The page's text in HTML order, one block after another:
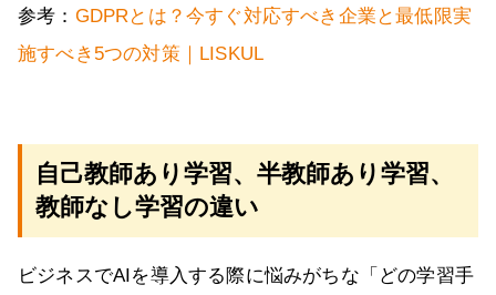
参考： GDPRとは？今すぐ対応すべき企業と最低限実
施すべき5つの対策｜LISKUL
自己教師あり学習、半教師あり学習、
教師なし学習の違い
ビジネスでAIを導入する際に悩みがちな「どの学習手